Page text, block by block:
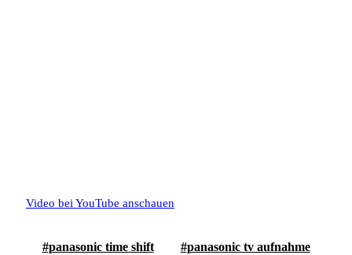
Video bei YouTube anschauen
panasonic time shift
panasonic tv aufnahme